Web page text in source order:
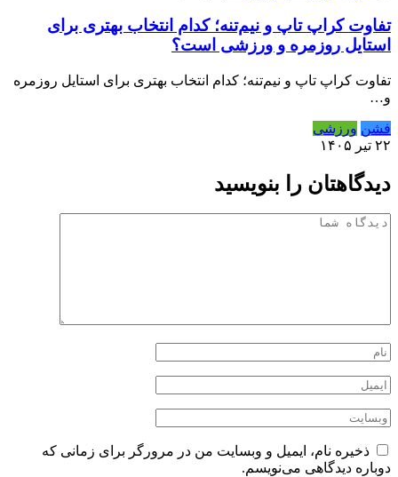
تفاوت کراپ تاپ و نیم‌تنه؛ کدام انتخاب بهتری برای
استایل روزمره و ورزشی است؟
تفاوت کراپ تاپ و نیم‌تنه؛ کدام انتخاب بهتری برای استایل روزمره
و…
فشن ورزشی
۲۲ تیر ۱۴۰۵
دیدگاهتان را بنویسید
ذخیره نام، ایمیل و وبسایت من در مرورگر برای زمانی که
دوباره دیدگاهی می‌نویسم.